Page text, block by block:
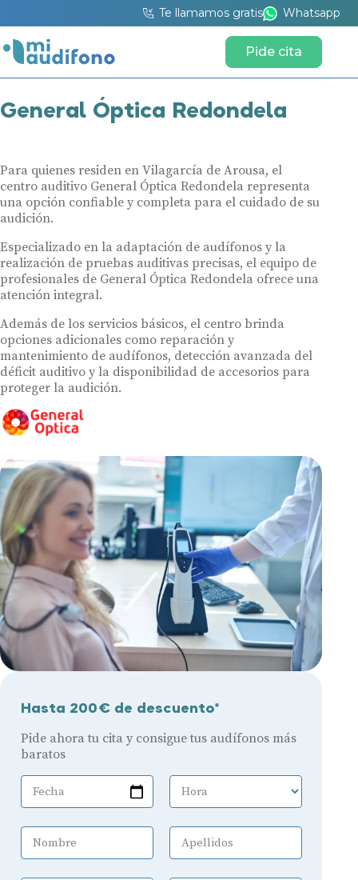
Te llamamos gratis Whatsapp
Pide cita
General Óptica Redondela
Para quienes residen en Vilagarcía de Arousa, el
centro auditivo General Óptica Redondela representa
una opción confiable y completa para el cuidado de su
audición.
Especializado en la adaptación de audífonos y la
realización de pruebas auditivas precisas, el equipo de
profesionales de General Óptica Redondela ofrece una
atención integral.
Además de los servicios básicos, el centro brinda
opciones adicionales como reparación y
mantenimiento de audífonos, detección avanzada del
déficit auditivo y la disponibilidad de accesorios para
proteger la audición.
Hasta 200€ de descuento*
Pide ahora tu cita y consigue tus audífonos más
baratos
Fecha Hora
Nombre Apellidos